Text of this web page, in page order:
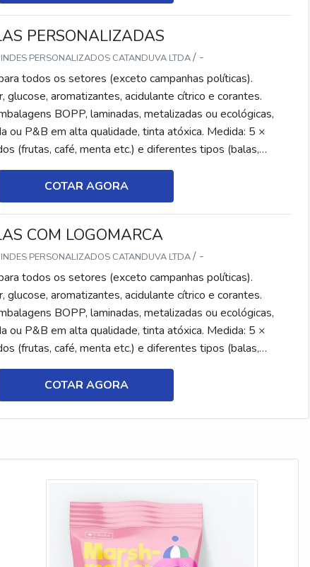
PERSONALIZADAS
PERSONALIZADOS CATANDUVA LTDA/ -
todos os setores (exceto campanhas políticas).
glucose, aromatizantes, acidulante cítrico e corantes.
BOPP, laminadas, metalizadas ou ecológicas,
ou P&B em alta qualidade, tinta atóxica. Medida: 5 ×
(frutas, café, menta etc.) e diferentes tipos (balas,
e pastilhas). Produto sem glúten.
COTAR AGORA
COM LOGOMARCA
PERSONALIZADOS CATANDUVA LTDA/ -
todos os setores (exceto campanhas políticas).
glucose, aromatizantes, acidulante cítrico e corantes.
BOPP, laminadas, metalizadas ou ecológicas,
ou P&B em alta qualidade, tinta atóxica. Medida: 5 ×
(frutas, café, menta etc.) e diferentes tipos (balas,
e pastilhas). Produto sem glúten.
COTAR AGORA